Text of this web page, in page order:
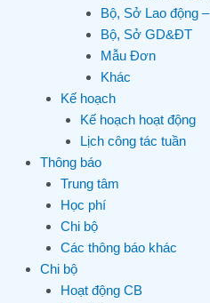
Bộ, Sở Lao động
Bộ, Sở GD&ĐT
Mẫu Đơn
Khác
Kế hoạch
Kế hoạch hoạt động
Lịch công tác tuần
Thông báo
Trung tâm
Học phí
Chi bộ
Các thông báo khác
Chi bộ
Hoạt động CB